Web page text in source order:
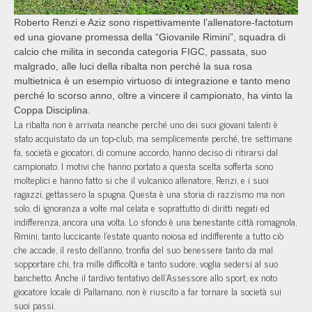
Roberto Renzi e Aziz sono rispettivamente l’allenatore-factotum
ed una giovane promessa della “Giovanile Rimini”, squadra di
calcio che milita in seconda categoria FIGC, passata, suo
malgrado, alle luci della ribalta non perché la sua rosa
multietnica è un esempio virtuoso di integrazione e tanto meno
perché lo scorso anno, oltre a vincere il campionato, ha vinto la
Coppa Disciplina.
La ribalta non è arrivata neanche perché uno dei suoi giovani talenti è
stato acquistato da un top-club, ma semplicemente perché, tre settimane
fa, società e giocatori, di comune accordo, hanno deciso di ritirarsi dal
campionato. I motivi che hanno portato a questa scelta sofferta sono
molteplici e hanno fatto si che il vulcanico allenatore, Renzi, e i suoi
ragazzi, gettassero la spugna. Questa è una storia di razzismo ma non
solo, di ignoranza a volte mal celata e soprattutto di diritti negati ed
indifferenza, ancora una volta. Lo sfondo è una benestante città romagnola,
Rimini, tanto luccicante l’estate quanto noiosa ed indifferente a tutto ciò
che accade, il resto dell’anno, tronfia del suo benessere tanto da mal
sopportare chi, tra mille difficoltà e tanto sudore, voglia sedersi al suo
banchetto. Anche il tardivo tentativo dell’Assessore allo sport, ex noto
giocatore locale di Pallamano, non è riuscito a far tornare la società sui
suoi passi.